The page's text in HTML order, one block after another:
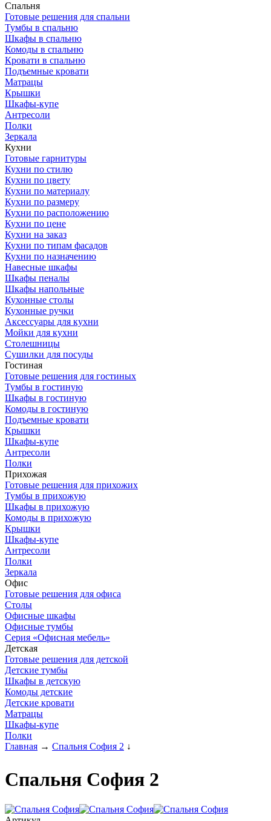
Спальня
Готовые решения для спальни
Тумбы в спальню
Шкафы в спальню
Комоды в спальню
Кровати в спальню
Подъемные кровати
Матрацы
Крышки
Шкафы-купе
Антресоли
Полки
Зеркала
Кухни
Готовые гарнитуры
Кухни по стилю
Кухни по цвету
Кухни по материалу
Кухни по размеру
Кухни по расположению
Кухни по цене
Кухни на заказ
Кухни по типам фасадов
Кухни по назначению
Навесные шкафы
Шкафы пеналы
Шкафы напольные
Кухонные столы
Кухонные ручки
Аксессуары для кухни
Мойки для кухни
Столешницы
Сушилки для посуды
Гостиная
Готовые решения для гостиных
Тумбы в гостиную
Шкафы в гостиную
Комоды в гостиную
Подъемные кровати
Крышки
Шкафы-купе
Антресоли
Полки
Прихожая
Готовые решения для прихожих
Тумбы в прихожую
Шкафы в прихожую
Комоды в прихожую
Крышки
Шкафы-купе
Антресоли
Полки
Зеркала
Офис
Готовые решения для офиса
Столы
Офисные шкафы
Офисные тумбы
Серия «Офисная мебель»
Детская
Готовые решения для детской
Детские тумбы
Шкафы в детскую
Комоды детские
Детские кровати
Матрацы
Шкафы-купе
Полки
Главная → Спальня София 2 ↓
Спальня София 2